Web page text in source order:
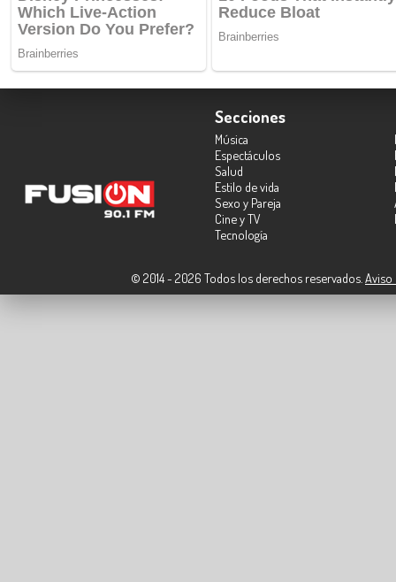
Secciones
Música
Espectáculos
Salud
Estilo de vida
Sexo y Pareja
Cine y TV
Tecnología
© 2014 - 2026 Todos los derechos reservados. Aviso